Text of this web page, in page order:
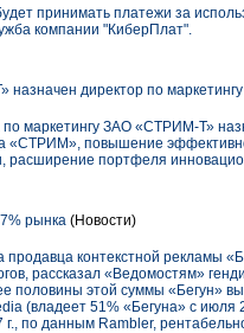
принимать платежи за
компании "КиберПлат".
назначен директор по маркетингу
маркетингу ЗАО «СТРИМ-Т»
«СТРИМ», повышение
расширение портфеля
рынка (Новости)
продавца контекстной рекламы
рассказал «Ведомостям»
половины этой суммы «Бегун»
(владеет 51% «Бегуна» с июля
г., по данным Rambler,